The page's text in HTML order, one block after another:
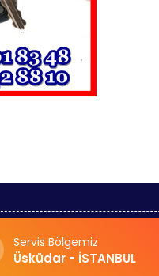
Servis Bölgemiz
Üsküdar - İSTANBUL